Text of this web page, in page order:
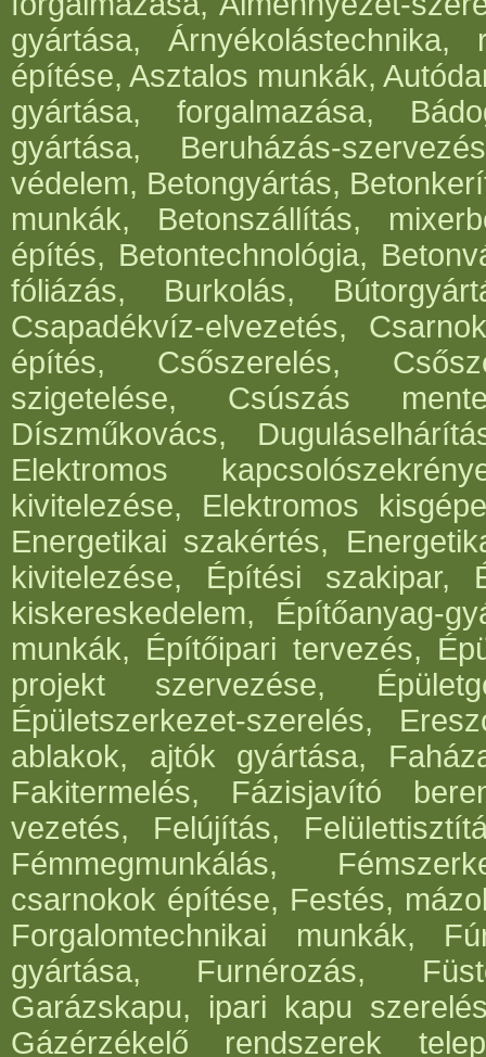
gyártása, Árnyékolástechnika,
építése, Asztalos munkák,
gyártása, forgalmazása,
gyártása, Beruházás-
védelem, Betongyártás,
munkák, Betonszállítás,
építés, Betontechnológia,
fóliázás, Burkolás,
Csapadékvíz-elvezetés,
építés, Csőszerelés,
szigetelése, Csúszás
Díszműkovács,
Elektromos
kivitelezése, Elektromos
Energetikai szakértés,
kivitelezése, Építési szakipar,
kiskereskedelem, Építőanyag-
munkák, Építőipari tervezés,
projekt szervezése,
Épületszerkezet-szerelés,
ablakok, ajtók gyártása,
Fakitermelés, Fázisjavító
vezetés, Felújítás,
Fémmegmunkálás,
csarnokok építése, Festés,
Forgalomtechnikai munkák,
gyártása, Furnérozás,
Garázskapu, ipari kapu
Gázérzékelő rendszerek